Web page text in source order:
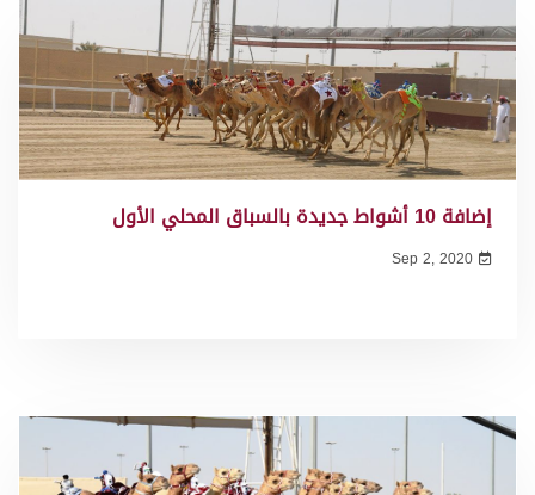
إضافة 10 أشواط جديدة بالسباق المحلي الأول
Sep 2, 2020